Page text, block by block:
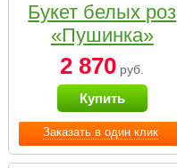
Заказать в один клик
Букет белых роз
«Пушинка»
2 870 руб.
Купить